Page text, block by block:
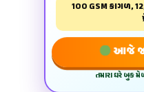
100 GSM કાગળ,
આજે જ
તમારા ઘરે બુક